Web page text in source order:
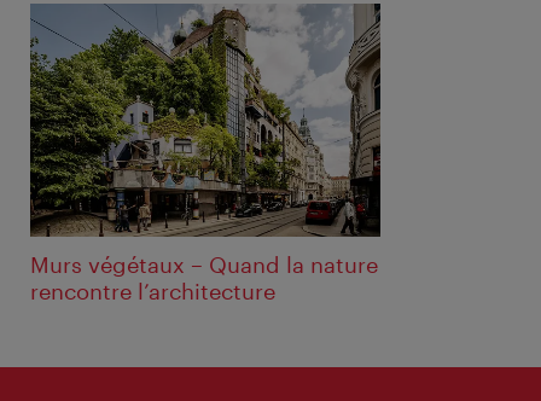
Murs végétaux – Quand la nature
rencontre l’architecture